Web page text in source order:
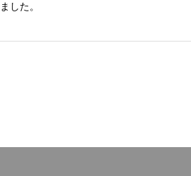
した。